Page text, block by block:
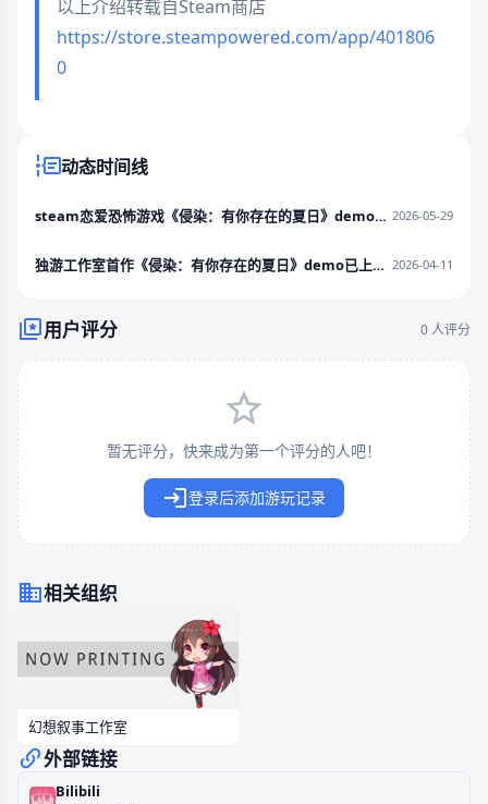
以上介绍转载自Steam商店
https://store.steampowered.com/app/401806
0
动态时间线
steam恋爱恐怖游戏《侵染：有你存在的夏日》demo已上线！夏日尽头，等你宣判 2026-05-29
独游工作室首作《侵染：有你存在的夏日》demo已上架～欢迎试玩 2026-04-11
相关组织
幻想叙事工作室
用户评分 0 人评分
暂无评分，快来成为第一个评分的人吧！
登录后添加游玩记录
外部链接
Bilibili